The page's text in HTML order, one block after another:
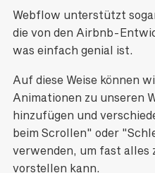
Webflow unterstützt
die von den Airbnb-
was einfach genial ist.
Auf diese Weise können
Animationen zu unseren
hinzufügen und
beim Scrollen" oder
verwenden, um fast alles
vorstellen kann.